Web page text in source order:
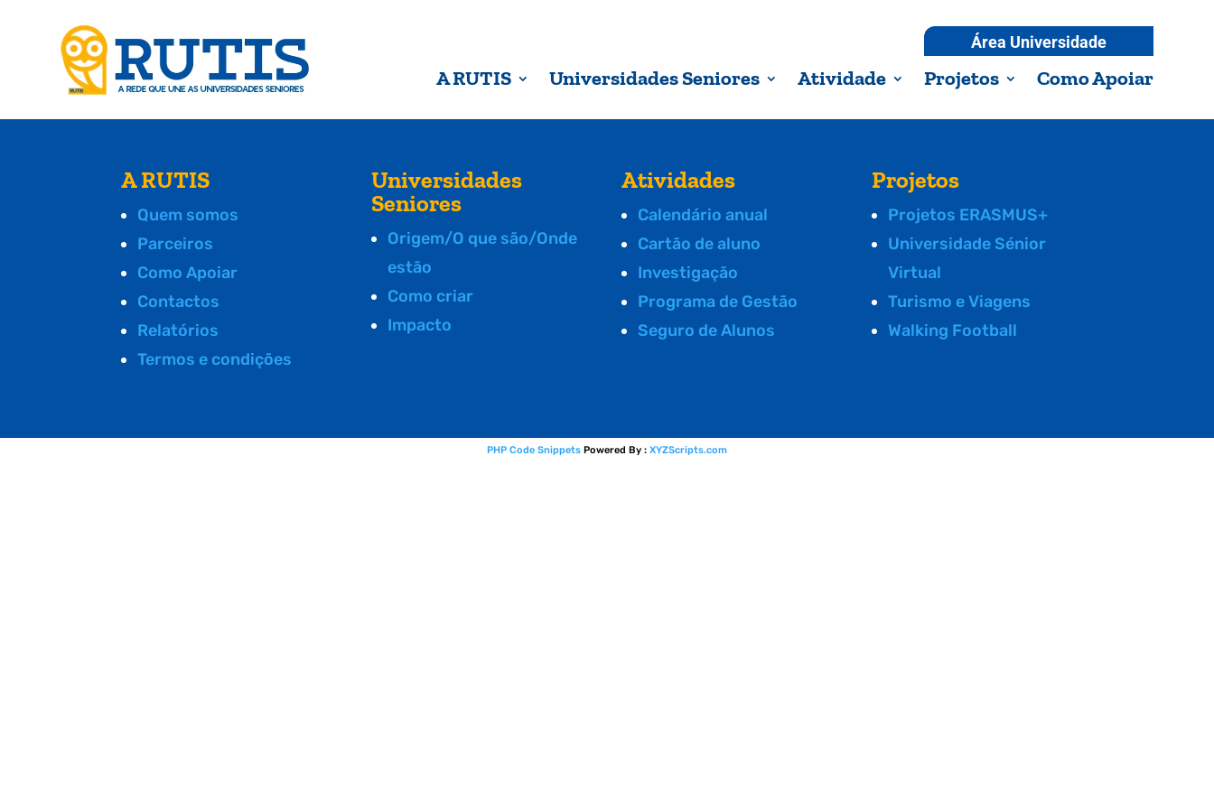
Área Universidade
A RUTIS Universidades Seniores Atividade Projetos Como Apoiar
A RUTIS
Quem somos
Parceiros
Como Apoiar
Contactos
Relatórios
Termos e condições
Universidades
Seniores
Origem/O que são/Onde
estão
Como criar
Impacto
Atividades
Calendário anual
Cartão de aluno
Investigação
Programa de Gestão
Seguro de Alunos
Projetos
Projetos ERASMUS+
Universidade Sénior
Virtual
Turismo e Viagens
Walking Football
PHP Code Snippets Powered By : XYZScripts.com